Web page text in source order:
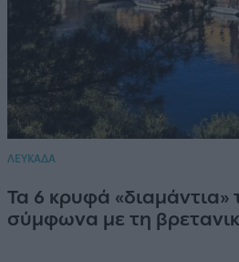
ΛΕΥΚΑΔΑ
Τα 6 κρυφά «διαμάντια»
σύμφωνα με τη